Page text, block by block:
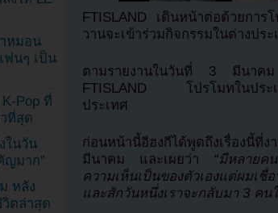
FTISLAND เดินหน้าต่อด้วยกา
วานจะเข้าร่วมกิจกรรมในต่างประ
ตามรายงานในวันที่ 3 มีนาคม
FTISLAND โปรโมทในประเ
ประเทศ
ก่อนหน้านี้อีฮงกีได้พูดถึงเรื่องนี้ที่งา
มีนาคม และเผยว่า “มีหลายคน
ความเห็นเป็นของตัวเองแต่ผมเชื่
และสักวันหนึ่งเราจะกลับมา 3 คน
หมอน
ฟนๆ เป็น
Pop ที่
ที่สุด
ในวัน
ญมาก”
หลัง
ตล่าสุด